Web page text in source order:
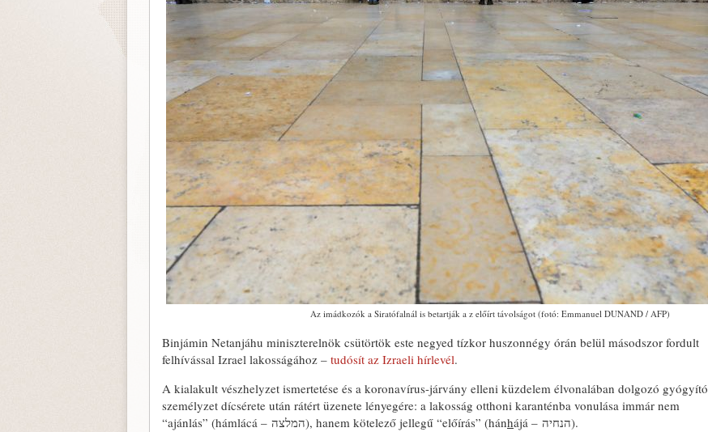
Az imádkozók a Siratófalnál is betartják a z előírt távolságot (fotó: Emmanuel DUNAND / AFP)
Binjámin Netanjáhu miniszterelnök csütörtök este negyed tízkor huszonnégy órán belül másodszor fordult
felhívással Izrael lakosságához – tudósít az Izraeli hírlevél.
A kialakult vészhelyzet ismertetése és a koronavírus-járvány elleni küzdelem élvonalában dolgozó gyógyító
személyzet dícsérete után rátért üzenete lényegére: a lakosság otthoni karanténba vonulása immár nem
“ajánlás” (hámlácá – המלצה), hanem kötelező jellegű “előírás” (hánh
ájá – הנחיה).